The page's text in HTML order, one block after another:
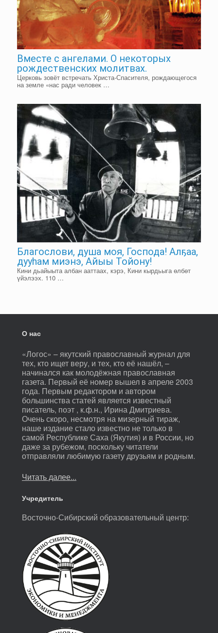
Вместе с ангелами. О некоторых
рождественских молитвах.
Церковь зовёт встречать Христа-Спасителя, рождающегося
на земле «нас ради человек …
Благослови, душа моя, Господа! Алҕаа,
дууһам миэнэ, Айыы Тойону!
Кини дьайыыта албан ааттаах, кэрэ, Кини кырдьыга өлбөт
үйэлээх. 110 …
О нас
«Логос» – якутский православный журнал для
тех, кто ищет веру, и тех, кто её нашёл, –
начинался как молодёжная православная
газета. Первый её номер вышел в апреле 2003
года. Первым редактором и автором
большинства статей является известный
писатель, поэт , к.ф.н., Ирина Дмитриева.
Очень скоро, несмотря на мизерный тираж,
наше издание стало известно не только в
самой Республике Саха (Якутия) и в России, но
даже за рубежом, поскольку читатели
отправляли любимую газету друзьям и родным.
Читать далее...
Учредитель
Восточно-Сибирский образовательный центр: